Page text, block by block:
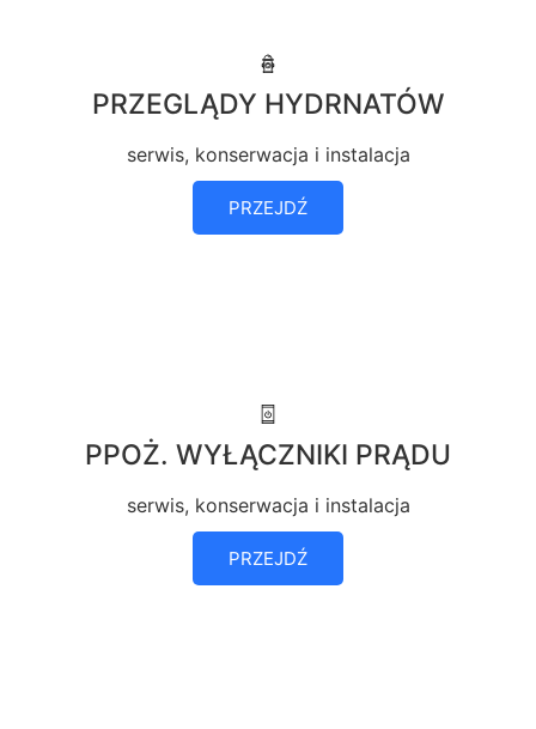
PRZEGLĄDY HYDRNATÓW
serwis, konserwacja i instalacja
PRZEJDŹ
PPOŻ. WYŁĄCZNIKI PRĄDU
serwis, konserwacja i instalacja
PRZEJDŹ